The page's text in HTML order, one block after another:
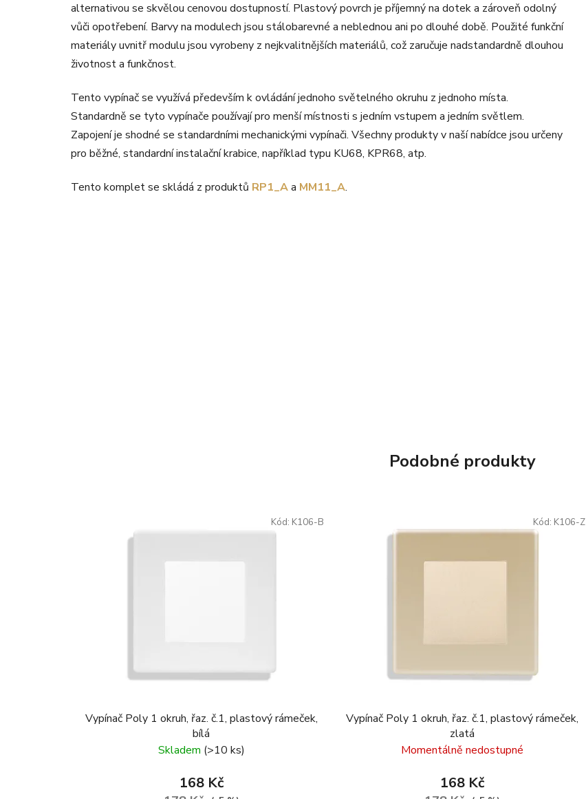
alternativou se skvělou cenovou dostupností. Plastový povrch je příjemný na dotek a zároveň odolný
vůči opotřebení. Barvy na modulech jsou stálobarevné a neblednou ani po dlouhé době. Použité funkční
materiály uvnitř modulu jsou vyrobeny z nejkvalitnějších materiálů, což zaručuje nadstandardně dlouhou
životnost a funkčnost.
Tento vypínač se využívá především k ovládání jednoho světelného okruhu z jednoho místa.
Standardně se tyto vypínače používají pro menší místnosti s jedním vstupem a jedním světlem.
Zapojení je shodné se standardními mechanickými vypínači. Všechny produkty v naší nabídce jsou určeny
pro běžné, standardní instalační krabice, například typu KU68, KPR68, atp.
Tento komplet se skládá z produktů RP1_Aa MM11_A.
Podobné produkty
Vypínač Poly 1 okruh, řaz. č.1, plastový rámeček,
bílá
Skladem (>10 ks)
168 Kč
Kód: K106-B
Vypínač Poly 1 okruh, řaz. č.1, plastový rámeček,
zlatá
Momentálně nedostupné
168 Kč
Kód: K106-Z